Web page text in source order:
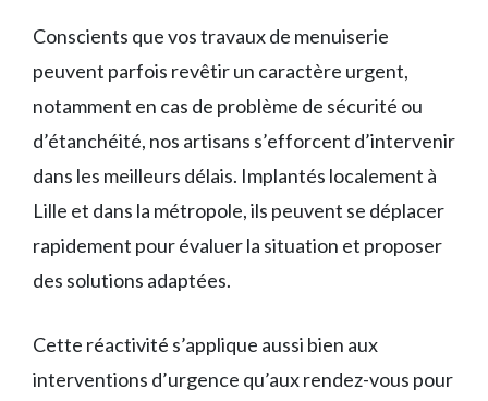
Conscients que vos travaux de menuiserie
peuvent parfois revêtir un caractère urgent,
notamment en cas de problème de sécurité ou
d’étanchéité, nos artisans s’efforcent d’intervenir
dans les meilleurs délais. Implantés localement à
Lille et dans la métropole, ils peuvent se déplacer
rapidement pour évaluer la situation et proposer
des solutions adaptées.
Cette réactivité s’applique aussi bien aux
interventions d’urgence qu’aux rendez-vous pour